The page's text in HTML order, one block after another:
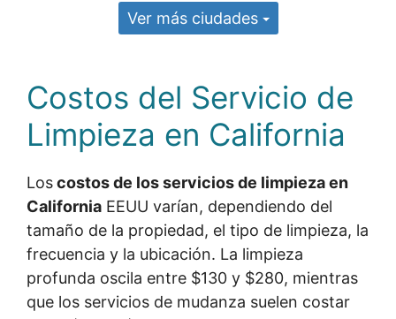
Ver más ciudades
Costos del Servicio de
Limpieza en California
Loscostos de los servicios de limpieza en
California EEUU varían, dependiendo del
tamaño de la propiedad, el tipo de limpieza, la
frecuencia y la ubicación. La limpieza
profunda oscila entre $130 y $280, mientras
que los servicios de mudanza suelen costar